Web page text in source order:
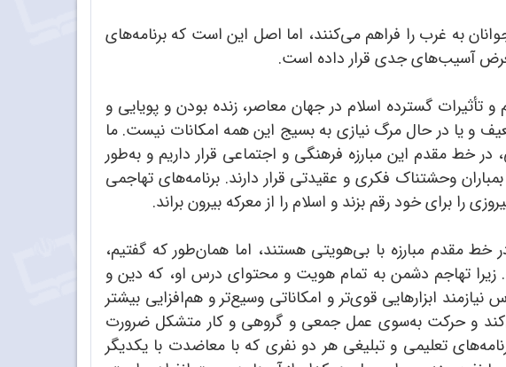
به غرب را فراهم می‌کنند، اما اصل این است که برنامه‌های
معرض آسیب‌های جدی قرار داده است.
تأثیرات گسترده اسلام در جهان معاصر، زنده بودن و پویایی و
و یا در حال مرگ نیازی به بسیج این همه امکانات نیست. ما
مقدم این مبارزه فرهنگی و اجتماعی قرار داریم و به‌طور
وحشتناک فکری و عقیدتی قرار دارند. برنامه‌های تهاجمی
را برای خود رقم بزند و اسلام را از معرکه بیرون براند.
مقدم مبارزه با بی‌هویتی هستند، اما همان‌طور که گفتیم،
زیرا تهاجم دشمن به تمام هویت و محتوای درس او، که دین و
ابزارهایی قوی‌تر و امکاناتی وسیع‌تر و هم‌افزایی بیشتر
200 سوره آل‌عمران اهمیت پیدا می‌کند و حرکت به‌سوی عمل جمعی و گروهی و کار متشکل ضرورت
تعلیمی و تبلیغی هر دو نفری که با معاضدت با یکدیگر